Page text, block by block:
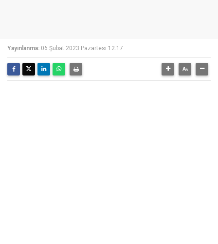
Yayınlanma: 06 Şubat 2023 Pazartesi 12:17